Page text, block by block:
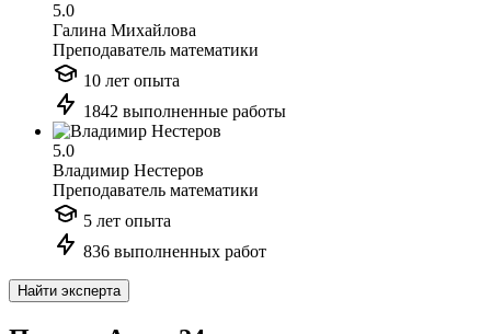
5.0
Галина Михайлова
Преподаватель математики
10 лет опыта
1842 выполненные работы
5.0
Владимир Нестеров
Преподаватель математики
5 лет опыта
836 выполненных работ
Найти эксперта